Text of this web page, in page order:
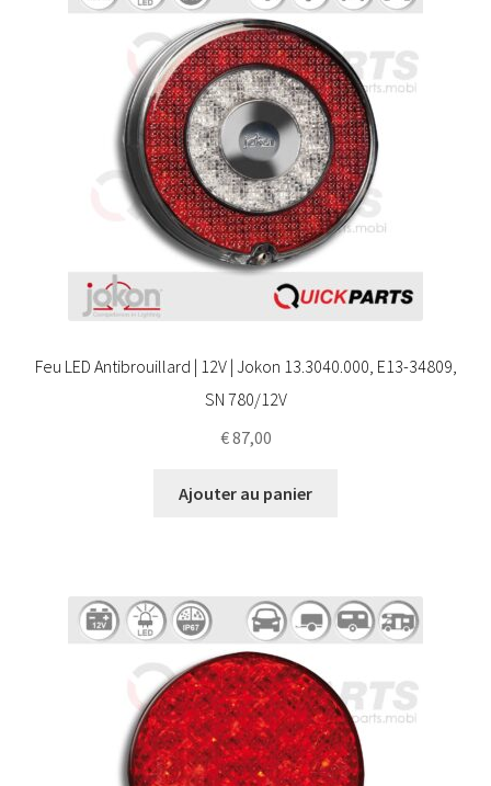
Feu LED Antibrouillard | 12V | Jokon 13.3040.000, E13-34809,
SN 780/12V
€87,00
Ajouter au panier